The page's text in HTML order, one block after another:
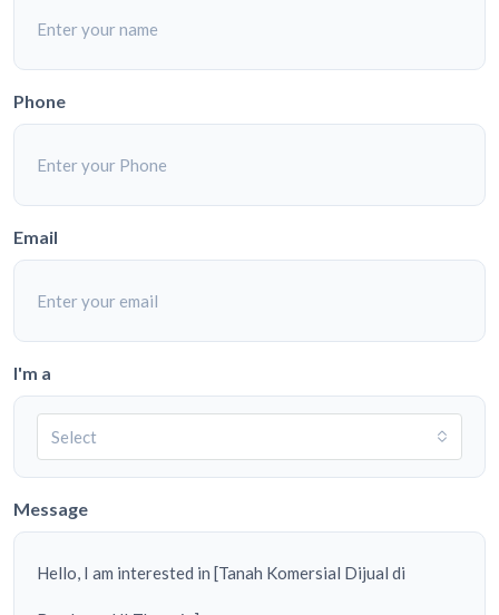
Phone
Email
I'm a
Select
Message